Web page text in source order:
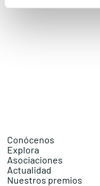
Conócenos
Explora
Asociaciones
Actualidad
Nuestros premios